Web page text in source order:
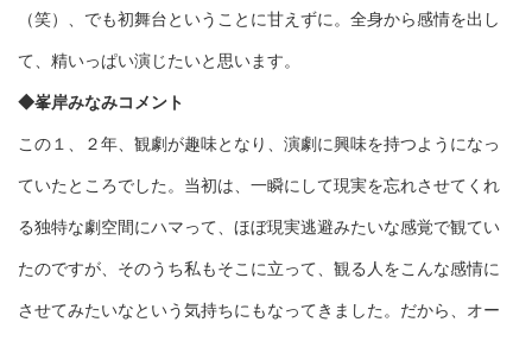
（笑）、でも初舞台ということに甘えずに。全身から感情を出し
て、精いっぱい演じたいと思います。
◆峯岸みなみコメント
この１、２年、観劇が趣味となり、演劇に興味を持つようになっ
ていたところでした。当初は、一瞬にして現実を忘れさせてくれ
る独特な劇空間にハマって、ほぼ現実逃避みたいな感覚で観てい
たのですが、そのうち私もそこに立って、観る人をこんな感情に
させてみたいなという気持ちにもなってきました。だから、オー